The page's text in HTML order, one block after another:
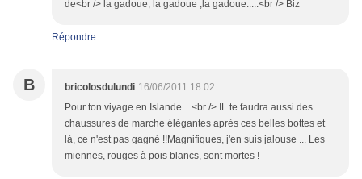
de<br /> la gadoue, la gadoue ,la gadoue.....<br /> Biz
Répondre
B bricolosdulundi 16/06/2011 18:02
Pour ton viyage en Islande ...<br /> IL te faudra aussi des
chaussures de marche élégantes après ces belles bottes et
là, ce n'est pas gagné !!Magnifiques, j'en suis jalouse ... Les
miennes, rouges à pois blancs, sont mortes !